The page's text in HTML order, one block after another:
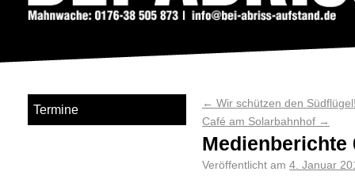
← Wir schützen den
Café am Solarbahnhof →
Medienberichte
Veröffentlicht am 4. Januar
Termine